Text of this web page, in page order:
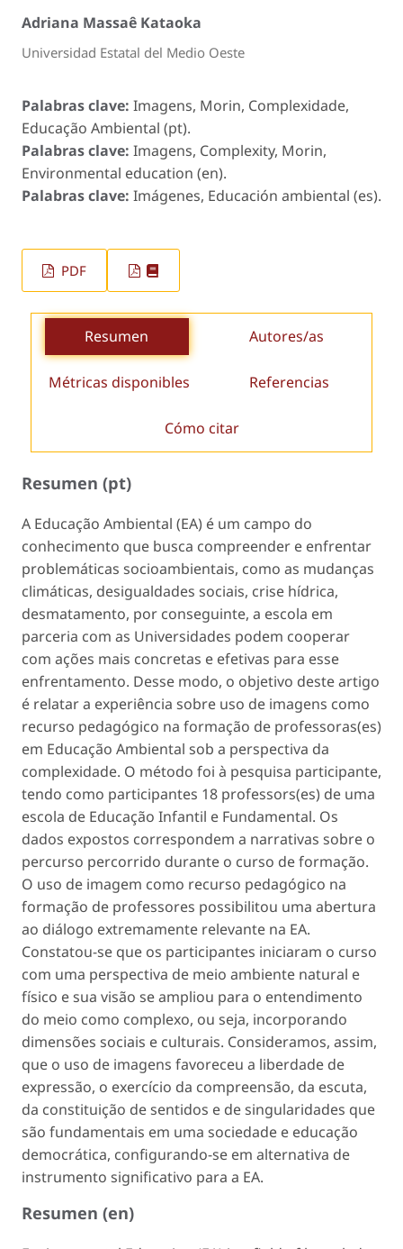
Adriana Massaê Kataoka
Universidad Estatal del Medio Oeste
Palabras clave: Imagens, Morin, Complexidade,
Educação Ambiental (pt).
Palabras clave: Imagens, Complexity, Morin,
Environmental education (en).
Palabras clave: Imágenes, Educación ambiental (es).
PDF
Resumen Autores/as
Métricas disponibles Referencias
Cómo citar
Resumen (pt)
A Educação Ambiental (EA) é um campo do
conhecimento que busca compreender e enfrentar
problemáticas socioambientais, como as mudanças
climáticas, desigualdades sociais, crise hídrica,
desmatamento, por conseguinte, a escola em
parceria com as Universidades podem cooperar
com ações mais concretas e efetivas para esse
enfrentamento. Desse modo, o objetivo deste artigo
é relatar a experiência sobre uso de imagens como
recurso pedagógico na formação de professoras(es)
em Educação Ambiental sob a perspectiva da
complexidade. O método foi à pesquisa participante,
tendo como participantes 18 professors(es) de uma
escola de Educação Infantil e Fundamental. Os
dados expostos correspondem a narrativas sobre o
percurso percorrido durante o curso de formação.
O uso de imagem como recurso pedagógico na
formação de professores possibilitou uma abertura
ao diálogo extremamente relevante na EA.
Constatou-se que os participantes iniciaram o curso
com uma perspectiva de meio ambiente natural e
físico e sua visão se ampliou para o entendimento
do meio como complexo, ou seja, incorporando
dimensões sociais e culturais. Consideramos, assim,
que o uso de imagens favoreceu a liberdade de
expressão, o exercício da compreensão, da escuta,
da constituição de sentidos e de singularidades que
são fundamentais em uma sociedade e educação
democrática, configurando-se em alternativa de
instrumento significativo para a EA.
Resumen (en)